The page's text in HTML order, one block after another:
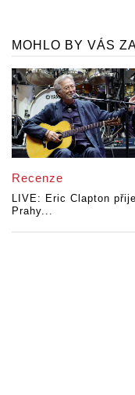
MOHLO BY VÁS
Recenze
LIVE: Eric Clapton
Prahy...